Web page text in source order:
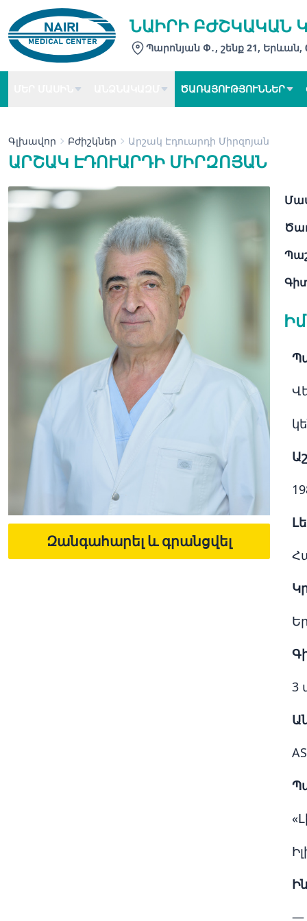
ՆԱԻՐԻ ԲԺՇԿԱԿԱՆ
Պարոնյան Փ․, շենք 21,
ԾԱՌԱՅՈՒԹՅՈՒՆՆԵՐ
Գլխավոր Բժիշկներ Արշակ Էդուարդի Միրզոյան
ԱՐՇԱԿ ԷԴՈՒԱՐԴԻ ՄԻՐԶՈՅԱՆ
Զանգահարել և գրանցվել
3
—